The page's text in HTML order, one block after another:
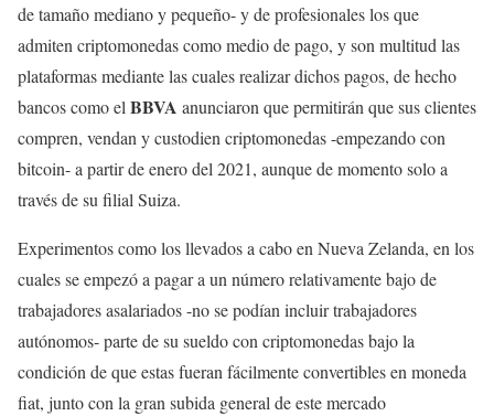
de tamaño mediano y pequeño- y de profesionales los que
admiten criptomonedas como medio de pago, y son multitud las
plataformas mediante las cuales realizar dichos pagos, de hecho
bancos como el BBVA anunciaron que permitirán que sus clientes
compren, vendan y custodien criptomonedas -empezando con
bitcoin- a partir de enero del 2021, aunque de momento solo a
través de su filial Suiza.
Experimentos como los llevados a cabo en Nueva Zelanda, en los
cuales se empezó a pagar a un número relativamente bajo de
trabajadores asalariados -no se podían incluir trabajadores
autónomos- parte de su sueldo con criptomonedas bajo la
condición de que estas fueran fácilmente convertibles en moneda
fiat, junto con la gran subida general de este mercado